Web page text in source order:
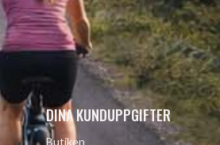
DINA KUNDUPPGIFTER
Butiken